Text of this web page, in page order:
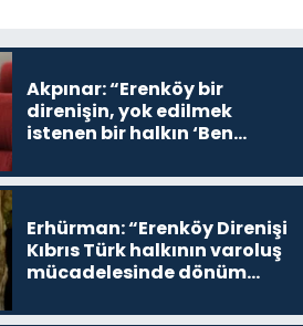
Akpınar: “Erenköy bir
direnişin, yok edilmek
istenen bir halkın ‘Ben
devam edeceğim’ dediği
Erhürman: “Erenköy Direnişi
Kıbrıs Türk halkının varoluş
mücadelesinde dönüm